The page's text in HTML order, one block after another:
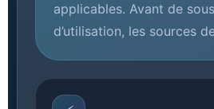
applicables. Avant de
d’utilisation, les sources